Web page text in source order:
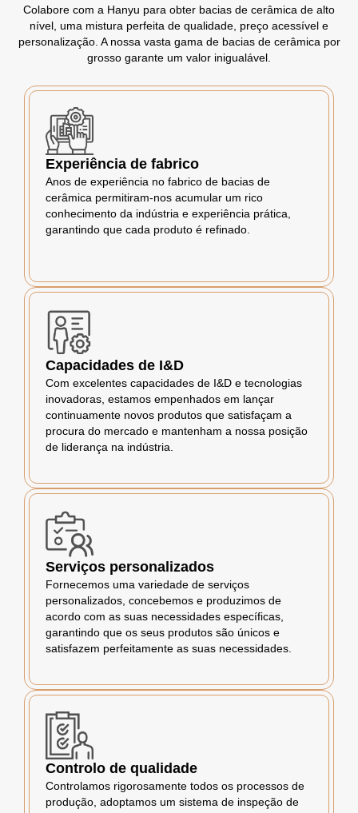
Colabore com a Hanyu para obter bacias de cerâmica de alto
nível, uma mistura perfeita de qualidade, preço acessível e
personalização. A nossa vasta gama de bacias de cerâmica por
grosso garante um valor inigualável.
Experiência de fabrico
Anos de experiência no fabrico de bacias de
cerâmica permitiram-nos acumular um rico
conhecimento da indústria e experiência prática,
garantindo que cada produto é refinado.
Capacidades de I&D
Com excelentes capacidades de I&D e tecnologias
inovadoras, estamos empenhados em lançar
continuamente novos produtos que satisfaçam a
procura do mercado e mantenham a nossa posição
de liderança na indústria.
Serviços personalizados
Fornecemos uma variedade de serviços
personalizados, concebemos e produzimos de
acordo com as suas necessidades específicas,
garantindo que os seus produtos são únicos e
satisfazem perfeitamente as suas necessidades.
Controlo de qualidade
Controlamos rigorosamente todos os processos de
produção, adoptamos um sistema de inspeção de